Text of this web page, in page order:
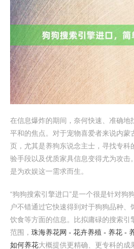
在信息爆炸的期间，奈何快速、准确地
平和的焦点。对于宠物喜爱者来说内蒙
页，尤其是养狗东说念主士，寻找专科
验手段以及优质家具信息变得尤为攻击
是为欢娱这一需求而生。
“狗狗搜索引擎进口”是一个很是针对狗
户不错通过它快速得到对于狗狗品种
饮食等方面的信息。比拟庸碌的搜索引
范围， 珠海养花网 - 花卉养殖 - 养花 -
如何养花大概提供更精确、更专科的成